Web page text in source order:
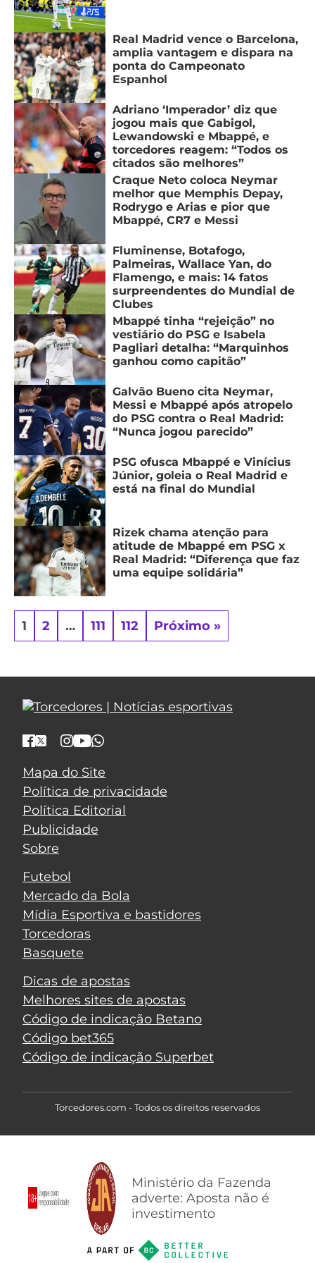
Real Madrid vence o Barcelona,
amplia vantagem e dispara na
ponta do Campeonato
Espanhol
Adriano ‘Imperador’ diz que
jogou mais que Gabigol,
Lewandowski e Mbappé, e
torcedores reagem: “Todos os
citados são melhores”
Craque Neto coloca Neymar
melhor que Memphis Depay,
Rodrygo e Arias e pior que
Mbappé, CR7 e Messi
Fluminense, Botafogo,
Palmeiras, Wallace Yan, do
Flamengo, e mais: 14 fatos
surpreendentes do Mundial de
Clubes
Mbappé tinha “rejeição” no
vestiário do PSG e Isabela
Pagliari detalha: “Marquinhos
ganhou como capitão”
Galvão Bueno cita Neymar,
Messi e Mbappé após atropelo
do PSG contra o Real Madrid:
“Nunca jogou parecido”
PSG ofusca Mbappé e Vinícius
Júnior, goleia o Real Madrid e
está na final do Mundial
Rizek chama atenção para
atitude de Mbappé em PSG x
Real Madrid: “Diferença que faz
uma equipe solidária”
1 2 … 111 112 Próximo »
Mapa do Site
Política de privacidade
Política Editorial
Publicidade
Sobre
Futebol
Mercado da Bola
Mídia Esportiva e bastidores
Torcedoras
Basquete
Dicas de apostas
Melhores sites de apostas
Código de indicação Betano
Código bet365
Código de indicação Superbet
Torcedores.com - Todos os direitos reservados
Ministério da Fazenda
adverte: Aposta não é
investimento